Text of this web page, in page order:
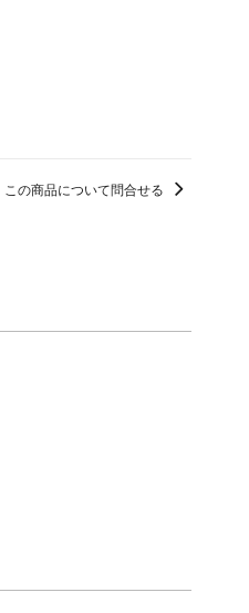
この商品について問合せる